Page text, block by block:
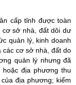
cấp tỉnh được toàn
cơ sở nhà, đất dôi dư
quản lý, kinh doanh
các cơ sở nhà, đất do
quản lý nhưng đã
địa phương thu
địa phương; kiểm